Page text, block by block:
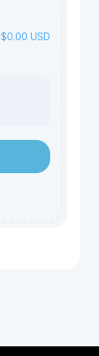
$0.00 USD